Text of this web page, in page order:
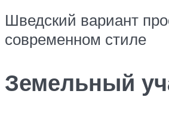
Шведский вариант
современном стиле
Земельный